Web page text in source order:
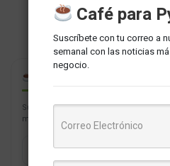
Suscríbete con tu correo a nuestro
más resaltantes para tu negocio.
Café para
Suscríbete con tu correo a
semanal con las noticias
negocio.